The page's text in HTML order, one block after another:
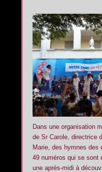
Dans une organisation
de Sr Carole, directrice
Marie, des hymnes
49 numéros qui se sont
une après-midi à